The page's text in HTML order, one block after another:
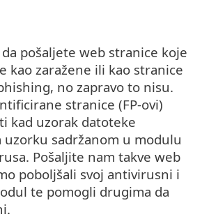
pošaljete web stranice koje
kao zaražene ili kao stranice
no zapravo to nisu.
stranice (FP-ovi)
kad uzorak datoteke
uzorku sadržanom u modulu
Pošaljite nam takve web
poboljšali svoj antivirusni i
te pomogli drugima da